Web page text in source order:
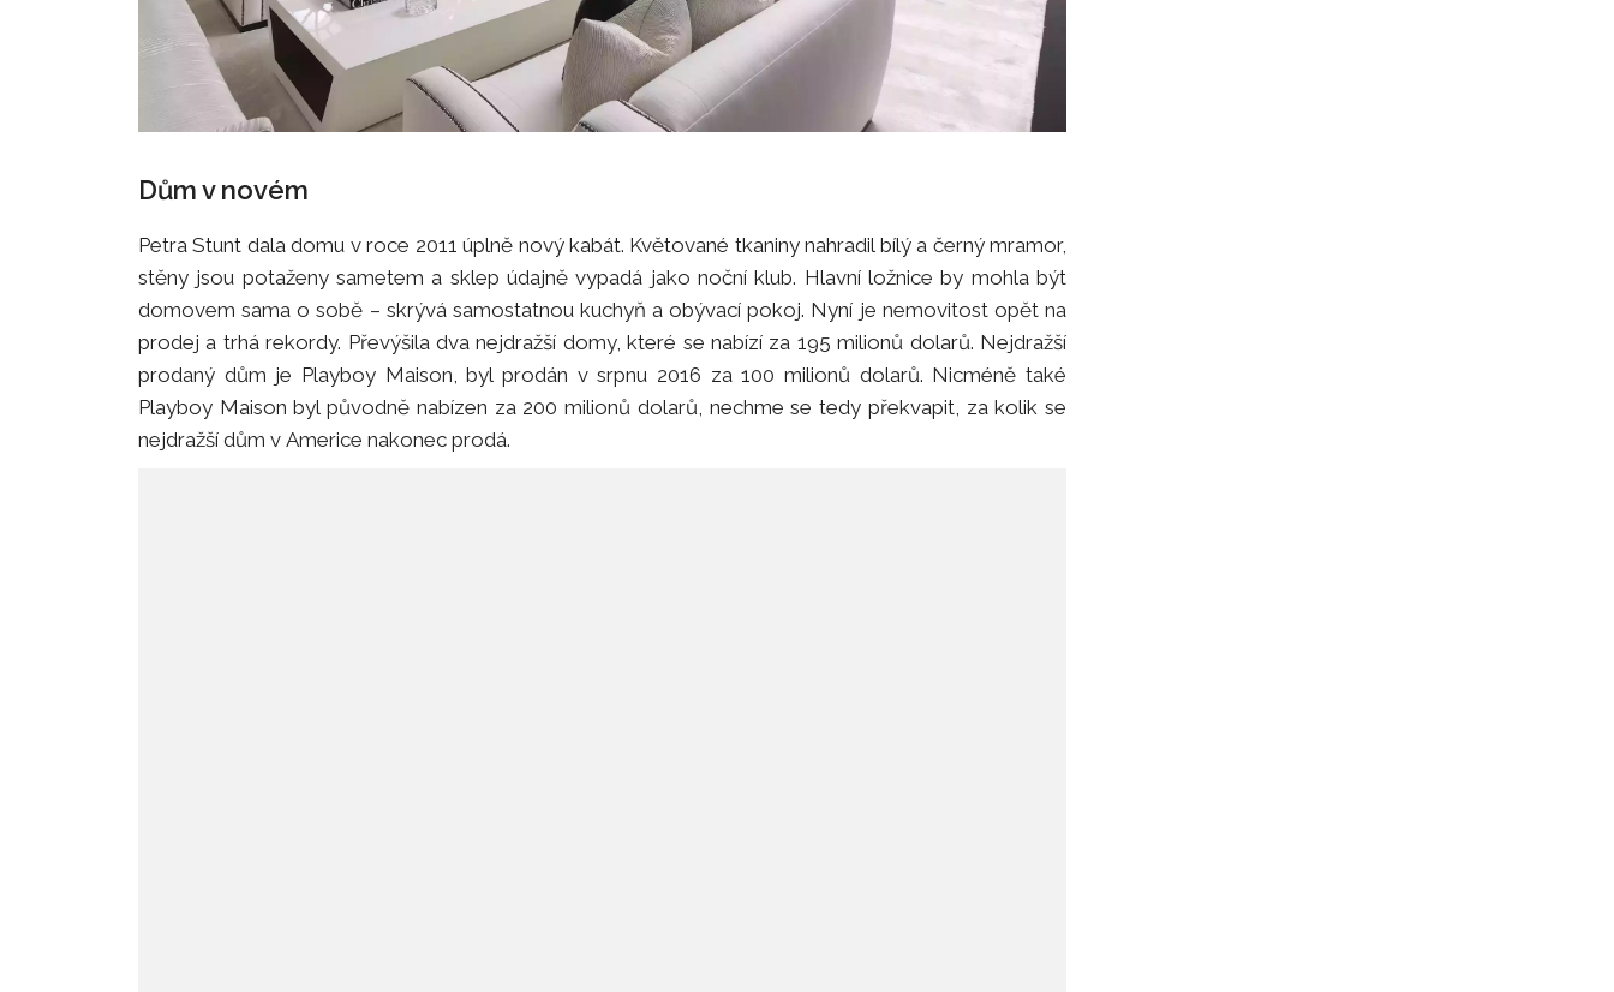
Dům v novém
Petra Stunt dala domu v roce 2011 úplně nový kabát. Květované tkaniny nahradil bílý a černý mramor,
stěny jsou potaženy sametem a sklep údajně vypadá jako noční klub. Hlavní ložnice by mohla být
domovem sama o sobě – skrývá samostatnou kuchyň a obývací pokoj. Nyní je nemovitost opět na
prodej a trhá rekordy. Převýšila dva nejdražší domy, které se nabízí za 195 milionů dolarů. Nejdražší
prodaný dům je Playboy Maison, byl prodán v srpnu 2016 za 100 milionů dolarů. Nicméně také
Playboy Maison byl původně nabízen za 200 milionů dolarů, nechme se tedy překvapit, za kolik se
nejdražší dům v Americe nakonec prodá.